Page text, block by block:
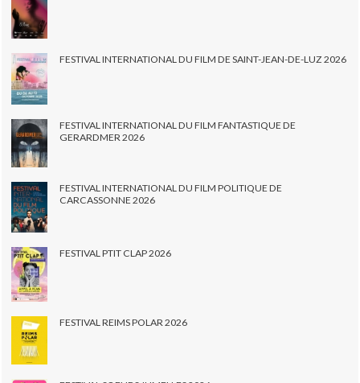
FESTIVAL INTERNATIONAL DU FILM DE SAINT-JEAN-DE-LUZ 2026
FESTIVAL INTERNATIONAL DU FILM FANTASTIQUE DE
GERARDMER 2026
FESTIVAL INTERNATIONAL DU FILM POLITIQUE DE
CARCASSONNE 2026
FESTIVAL PTIT CLAP 2026
FESTIVAL REIMS POLAR 2026